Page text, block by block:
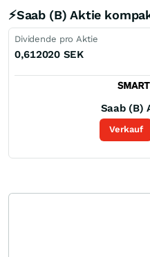
⚡Saab (B) Aktie
Dividende pro Aktie
0,612020 SEK
Saab (B)
Verkauf